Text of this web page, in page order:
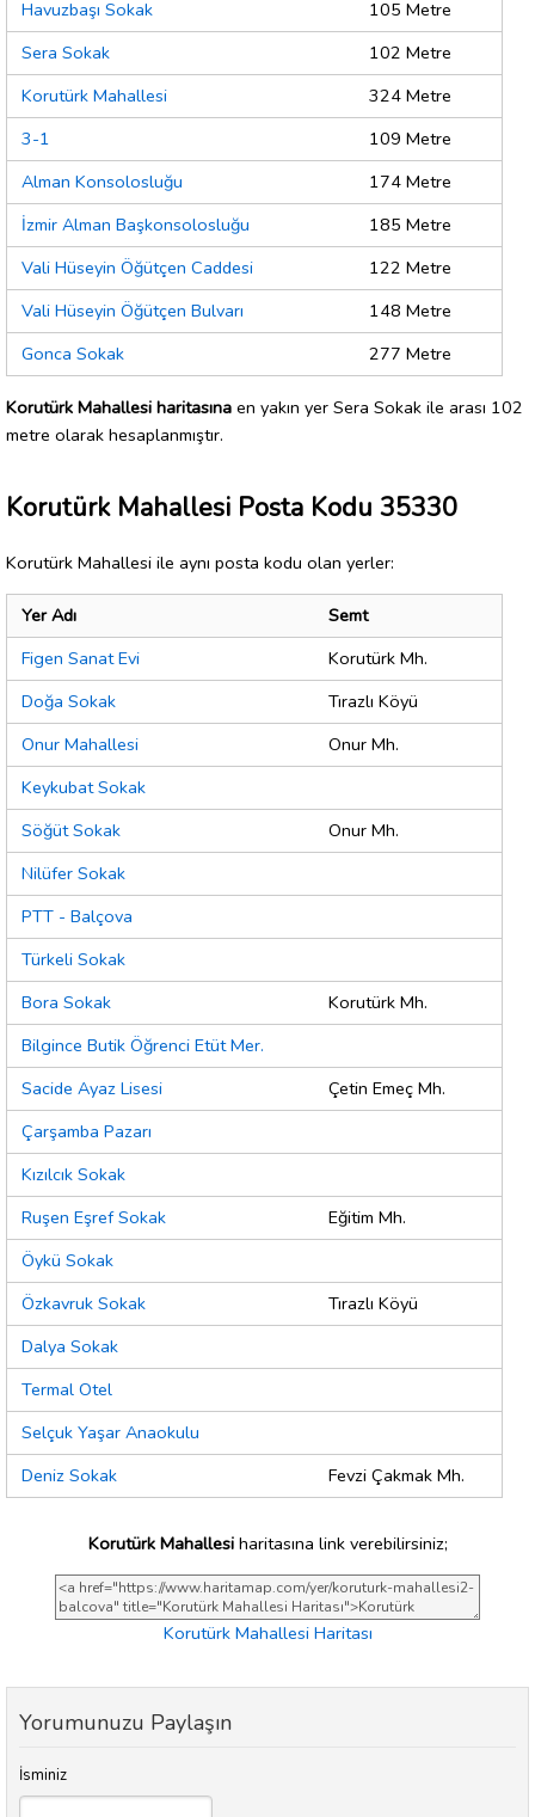
Havuzbaşı Sokak
105 Metre
Sera Sokak
102 Metre
Korutürk Mahallesi
324 Metre
3-1
109 Metre
Alman Konsolosluğu
174 Metre
İzmir Alman Başkonsolosluğu
185 Metre
Vali Hüseyin Öğütçen Caddesi
122 Metre
Vali Hüseyin Öğütçen Bulvarı
148 Metre
Gonca Sokak
277 Metre
Korutürk Mahallesi haritasına en yakın yer Sera Sokak ile arası 102
metre olarak hesaplanmıştır.
Korutürk Mahallesi Posta Kodu 35330
Korutürk Mahallesi ile aynı posta kodu olan yerler:
Yer Adı
Semt
Figen Sanat Evi
Korutürk Mh.
Doğa Sokak
Tırazlı Köyü
Onur Mahallesi
Onur Mh.
Keykubat Sokak
Söğüt Sokak
Onur Mh.
Nilüfer Sokak
PTT - Balçova
Türkeli Sokak
Bora Sokak
Korutürk Mh.
Bilgince Butik Öğrenci Etüt Mer.
Sacide Ayaz Lisesi
Çetin Emeç Mh.
Çarşamba Pazarı
Kızılcık Sokak
Ruşen Eşref Sokak
Eğitim Mh.
Öykü Sokak
Özkavruk Sokak
Tırazlı Köyü
Dalya Sokak
Termal Otel
Selçuk Yaşar Anaokulu
Deniz Sokak
Fevzi Çakmak Mh.
Korutürk Mahallesiharitasına link verebilirsiniz;
Korutürk Mahallesi Haritası
Yorumunuzu Paylaşın
İsminiz